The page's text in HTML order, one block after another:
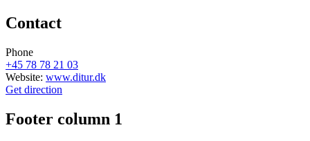
Contact
Phone
+45 78 78 21 03
Website: www.ditur.dk
Get direction
Footer column 1